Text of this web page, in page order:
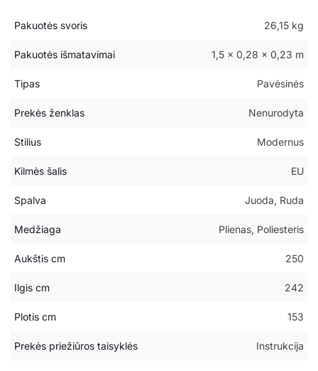
Pakuotės svoris 26,15 kg
Pakuotės išmatavimai 1,5 × 0,28 × 0,23 m
Tipas Pavėsinės
Prekės ženklas Nenurodyta
Stilius Modernus
Kilmės šalis EU
Spalva Juoda, Ruda
Medžiaga Plienas, Poliesteris
Aukštis cm 250
Ilgis cm 242
Plotis cm 153
Prekės priežiūros taisyklės Instrukcija